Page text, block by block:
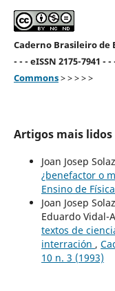
Caderno Brasileiro de
- - - eISSN 2175-7941 -
Commons> > > > >
Artigos mais
Joan Josep
¿benefactor o
Ensino de
Joan Josep
Eduardo Vidal-
textos de
interración ,
10 n. 3 (1993)